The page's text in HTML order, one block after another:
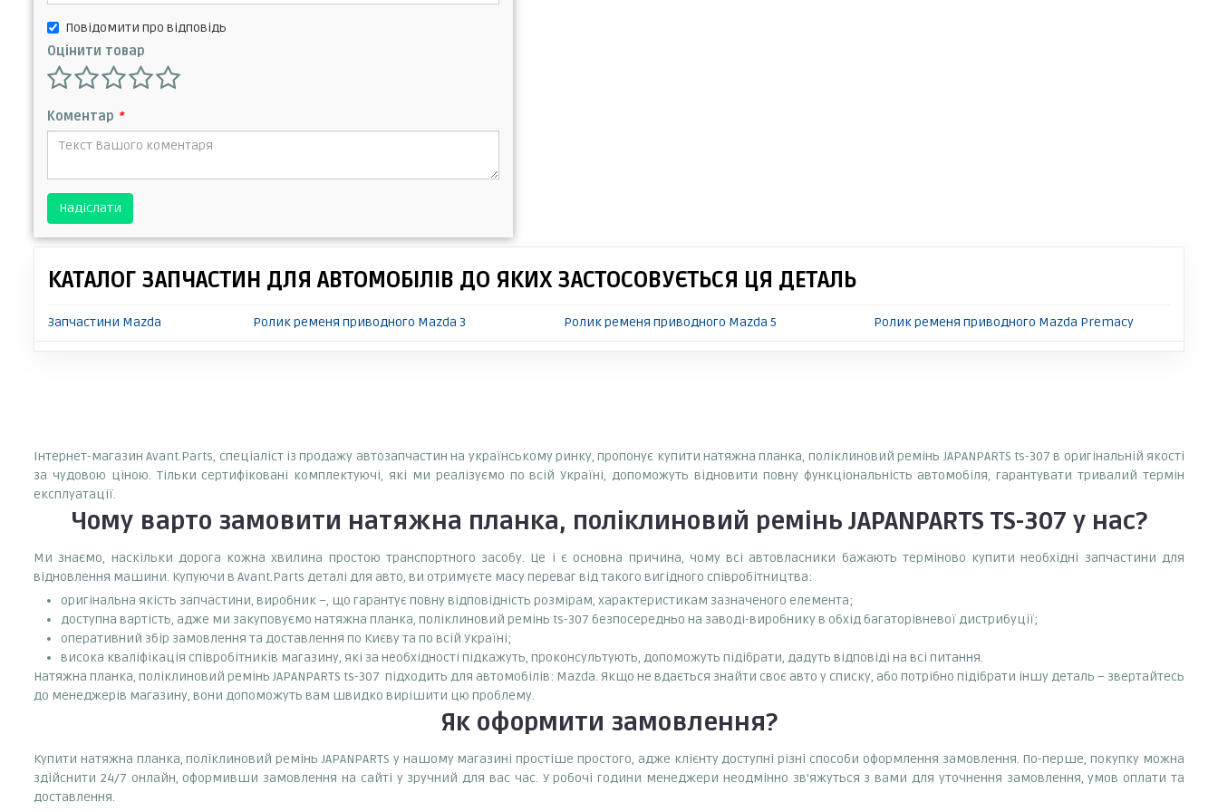
Повідомити про відповідь
Оцінити товар
Коментар *
Надіслати
КАТАЛОГ ЗАПЧАСТИН ДЛЯ АВТОМОБІЛІВ ДО ЯКИХ ЗАСТОСОВУЄТЬСЯ ЦЯ ДЕТАЛЬ
Запчастини Mazda Ролик ременя приводного Mazda 3 Ролик ременя приводного Mazda 5 Ролик ременя приводного Mazda Premacy
Інтернет-магазин Avant.Parts, спеціаліст із продажу автозапчастин на українському ринку, пропонує купити натяжна планка, поліклиновий ремінь JAPANPARTS ts-307 в оригінальній якості
за чудовою ціною. Тільки сертифіковані комплектуючі, які ми реалізуємо по всій Україні, допоможуть відновити повну функціональність автомобіля, гарантувати тривалий термін
експлуатації.
Чому варто замовити натяжна планка, поліклиновий ремінь JAPANPARTS TS-307 у нас?
Ми знаємо, наскільки дорога кожна хвилина простою транспортного засобу. Це і є основна причина, чому всі автовласники бажають терміново купити необхідні запчастини для
відновлення машини. Купуючи в Avant.Parts деталі для авто, ви отримуєте масу переваг від такого вигідного співробітництва:
оригінальна якість запчастини, виробник –, що гарантує повну відповідність розмірам, характеристикам зазначеного елемента;
доступна вартість, адже ми закуповуємо натяжна планка, поліклиновий ремінь ts-307 безпосередньо на заводі-виробнику в обхід багаторівневої дистрибуції;
оперативний збір замовлення та доставлення по Києву та по всій Україні;
висока кваліфікація співробітників магазину, які за необхідності підкажуть, проконсультують, допоможуть підібрати, дадуть відповіді на всі питання.
Натяжна планка, поліклиновий ремінь JAPANPARTS ts-307 підходить для автомобілів: Mazda. Якщо не вдається знайти своє авто у списку, або потрібно підібрати іншу деталь – звертайтесь
до менеджерів магазину, вони допоможуть вам швидко вирішити цю проблему.
Як оформити замовлення?
Купити натяжна планка, поліклиновий ремінь JAPANPARTS у нашому магазині простіше простого, адже клієнту доступні різні способи оформлення замовлення. По-перше, покупку можна
здійснити 24/7 онлайн, оформивши замовлення на сайті у зручний для вас час. У робочі години менеджери неодмінно зв'яжуться з вами для уточнення замовлення, умов оплати та
доставлення.